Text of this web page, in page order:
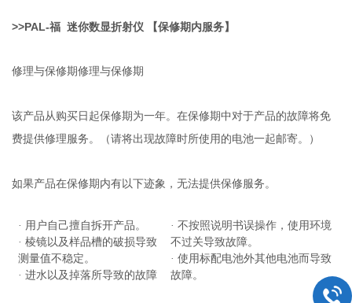
>>PAL-福 迷你数显折射仪 【保修期内服务】
修理与保修期修理与保修期
该产品从购买日起保修期为一年。在保修期中对于产品的故障将免
费提供修理服务。（请将出现故障时所使用的电池一起邮寄。）
如果产品在保修期内有以下迹象，无法提供保修服务。
· 用户自己擅自拆开产品。
· 棱镜以及样品槽的破损导致
测量值不稳定。
· 进水以及掉落所导致的故障
· 不按照说明书误操作，使用环境
不过关导致故障。
· 使用标配电池外其他电池而导致
故障。